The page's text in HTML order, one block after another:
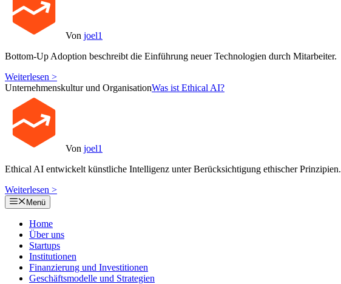
Von joel1
Bottom-Up Adoption beschreibt die Einführung neuer Technologien durch Mitarbeiter.
Weiterlesen >
Unternehmenskultur und OrganisationWas ist Ethical AI?
Von joel1
Ethical AI entwickelt künstliche Intelligenz unter Berücksichtigung ethischer Prinzipien.
Weiterlesen >
Menü
Home
Über uns
Startups
Institutionen
Finanzierung und Investitionen
Geschäftsmodelle und Strategien